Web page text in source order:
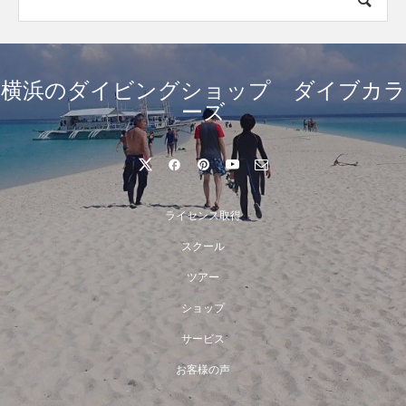
横浜のダイビングショップ ダイブカラ
ーズ
ライセンス取得
スクール
ツアー
ショップ
サービス
お客様の声